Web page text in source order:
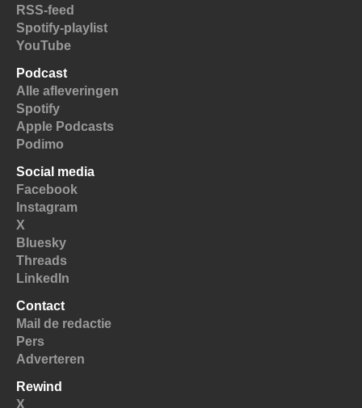
RSS-feed
Spotify-playlist
YouTube
Podcast
Alle afleveringen
Spotify
Apple Podcasts
Podimo
Social media
Facebook
Instagram
X
Bluesky
Threads
LinkedIn
Contact
Mail de redactie
Pers
Adverteren
Rewind
X